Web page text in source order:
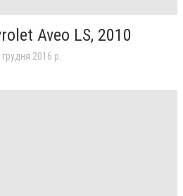
Aveo LS, 2010
2016 р.